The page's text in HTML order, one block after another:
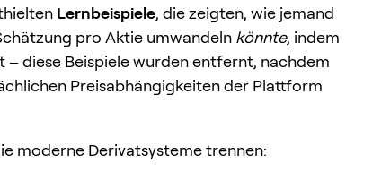
Lernbeispiele, die zeigten, wie jemand
pro Aktie umwandeln könnte, indem
– diese Beispiele wurden entfernt, nachdem
Preisabhängigkeiten der Plattform
moderne Derivatsysteme trennen: